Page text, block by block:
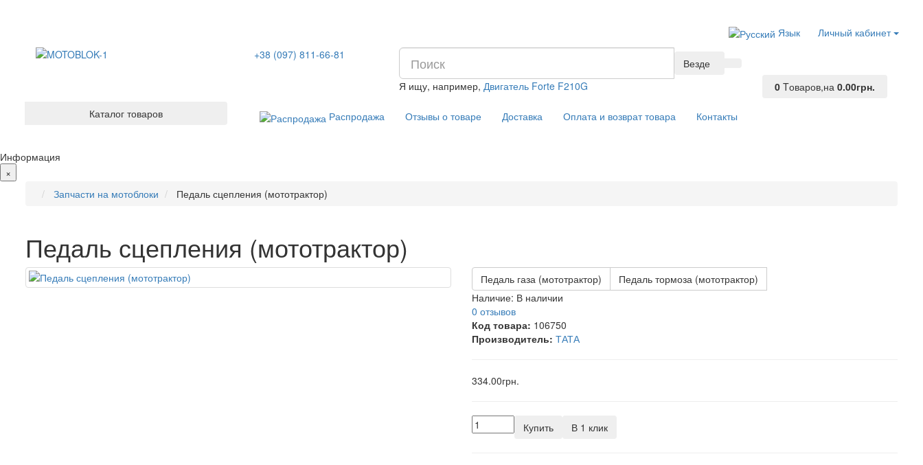
Личный кабинет
Язык
+38 (097) 811-66-81
Везде
Я ищу, например,Двигатель Forte F210G 0 Tоваров,на0.00грн.
Каталог товаров
Распродажа Отзывы о товаре Доставка Оплата и возврат товара Контакты
Информация
×
Запчасти на мотоблоки
Педаль сцепления (мототрактор)
Педаль сцепления (мототрактор)
Педаль газа (мототрактор)
Педаль тормоза (мототрактор)
Наличие: В наличии
0 отзывов
Код товара: 106750
Производитель: ТАТА
334.00грн.
Купить В 1 клик